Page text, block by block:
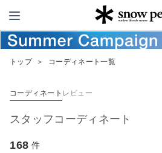
Snow Peak
トップ ＞ コーディネート一覧
コーディネート レビュー
スタッフコーディネート
168 件